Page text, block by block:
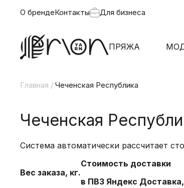
О брендеКонтакты Для бизнеса
ПРЯЖА
Главная / Чеченская Республика
Чеченская
Система автоматически рассчитает
Вес заказа, кг.
Стоимость доставки
в ПВЗ Яндекс